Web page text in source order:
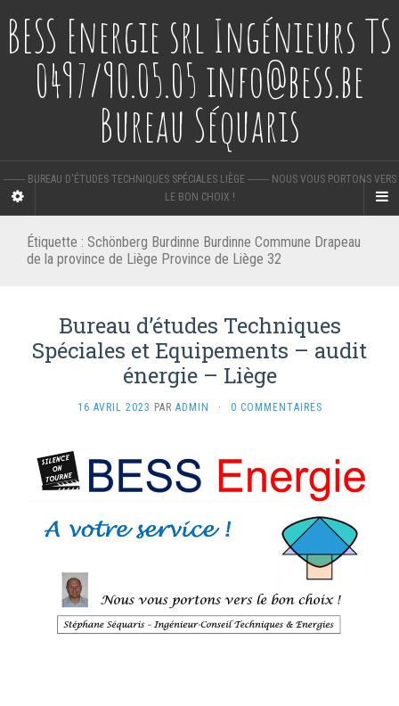
BESS Energie srl Ingénieurs TS
0497/90.05.05 info@bess.be
Bureau Séquaris
-------- BUREAU D'ÉTUDES TECHNIQUES SPÉCIALES LIÈGE -------- NOUS VOUS PORTONS VERS
LE BON CHOIX !
Étiquette : Schönberg Burdinne Burdinne Commune Drapeau
de la province de Liège Province de Liège 32
Bureau d’études Techniques
Spéciales et Equipements – audit
énergie – Liège
16 AVRIL 2023 PAR ADMIN · 0 COMMENTAIRES